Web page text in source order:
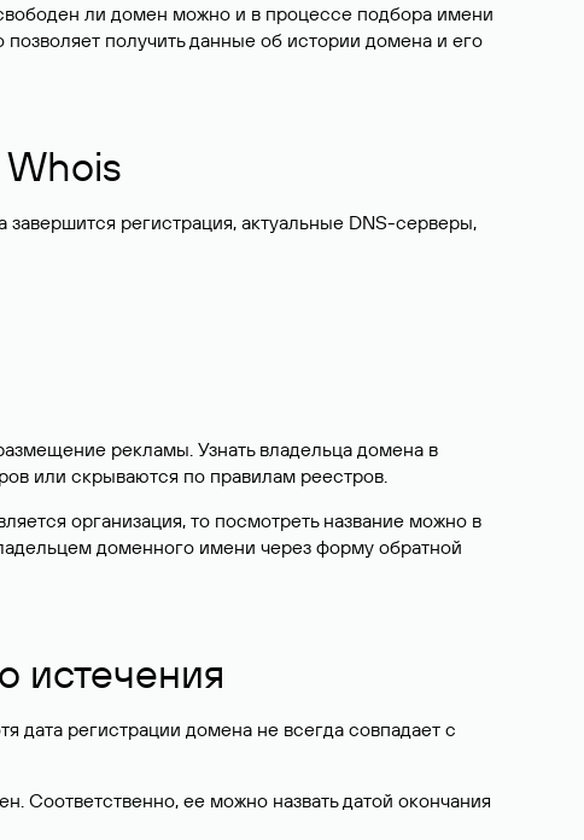
ли домен можно и в процессе подбора имени
получить данные об истории домена и его
регистрация, актуальные DNS-серверы,
рекламы. Узнать владельца домена в
или скрываются по правилам реестров.
организация, то посмотреть название можно в
доменного имени через форму обратной
истечения
дата регистрации домена не всегда совпадает с
Соответственно, ее можно назвать датой окончания